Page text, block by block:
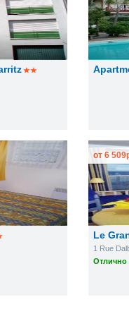
Le
1 Rue
Отлично
от 6 509